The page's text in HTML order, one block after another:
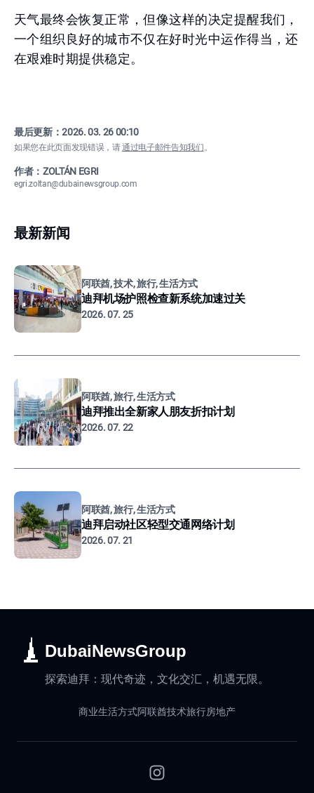
天气最终会恢复正常，但像这样的决定提醒我们，
一个组织良好的城市不仅在好时光中运作得当，还
在艰难时期提供稳定。
最后更新：2026. 03. 26 00:10
如果您在此页面发现错误，请通过电子邮件告知我们。
作者：ZOLTÁN EGRI
egri.zoltan@dubainewsgroup.com
最新新闻
阿联酋, 技术, 旅行, 生活方式
迪拜机场护照检查新系统加速过关
2026. 07. 25
阿联酋, 旅行, 生活方式
迪拜推出全新家人朋友折扣计划
2026. 07. 22
阿联酋, 旅行, 生活方式
迪拜启动社区轻型交通网络计划
2026. 07. 21
DubaiNewsGroup
探索迪拜：现代奇迹，文化交汇，机遇无限。
商业生活方式阿联酋技术旅行房地产